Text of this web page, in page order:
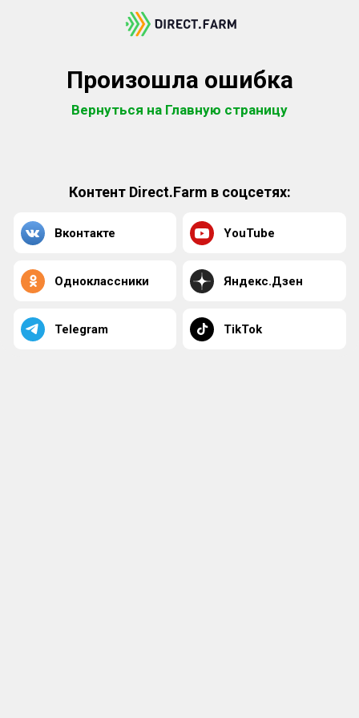
Произошла ошибка
Вернуться на Главную страницу
Контент Direct.Farm в соцсетях:
Вконтакте YouTube
Одноклассники Яндекс.Дзен
Telegram TikTok